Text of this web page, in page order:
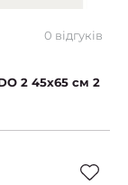
0 відгуків
2 45x65 см 2